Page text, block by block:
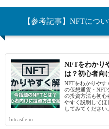
【参考記事】NFTにつ
NFTをわかり
は？初心者向
NFTをわかりやす
の仮想通貨・NFT
の投資方法も初心
やすく説明してほ
してみてください。
bitcastle.io